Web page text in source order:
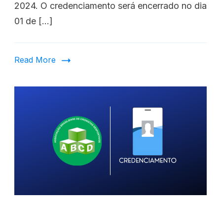
2024. O credenciamento será encerrado no dia
01 de […]
Read More